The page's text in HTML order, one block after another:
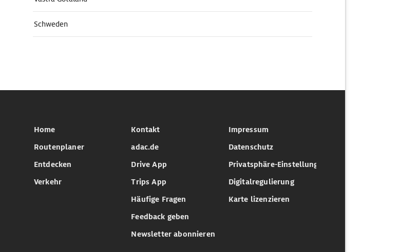
Schweden
Home
Routenplaner
Entdecken
Verkehr
Kontakt
adac.de
Drive App
Trips App
Häufige Fragen
Feedback geben
Newsletter abonnieren
Impressum
Datenschutz
Privatsphäre-Einstellungen
Digitalregulierung
Karte lizenzieren